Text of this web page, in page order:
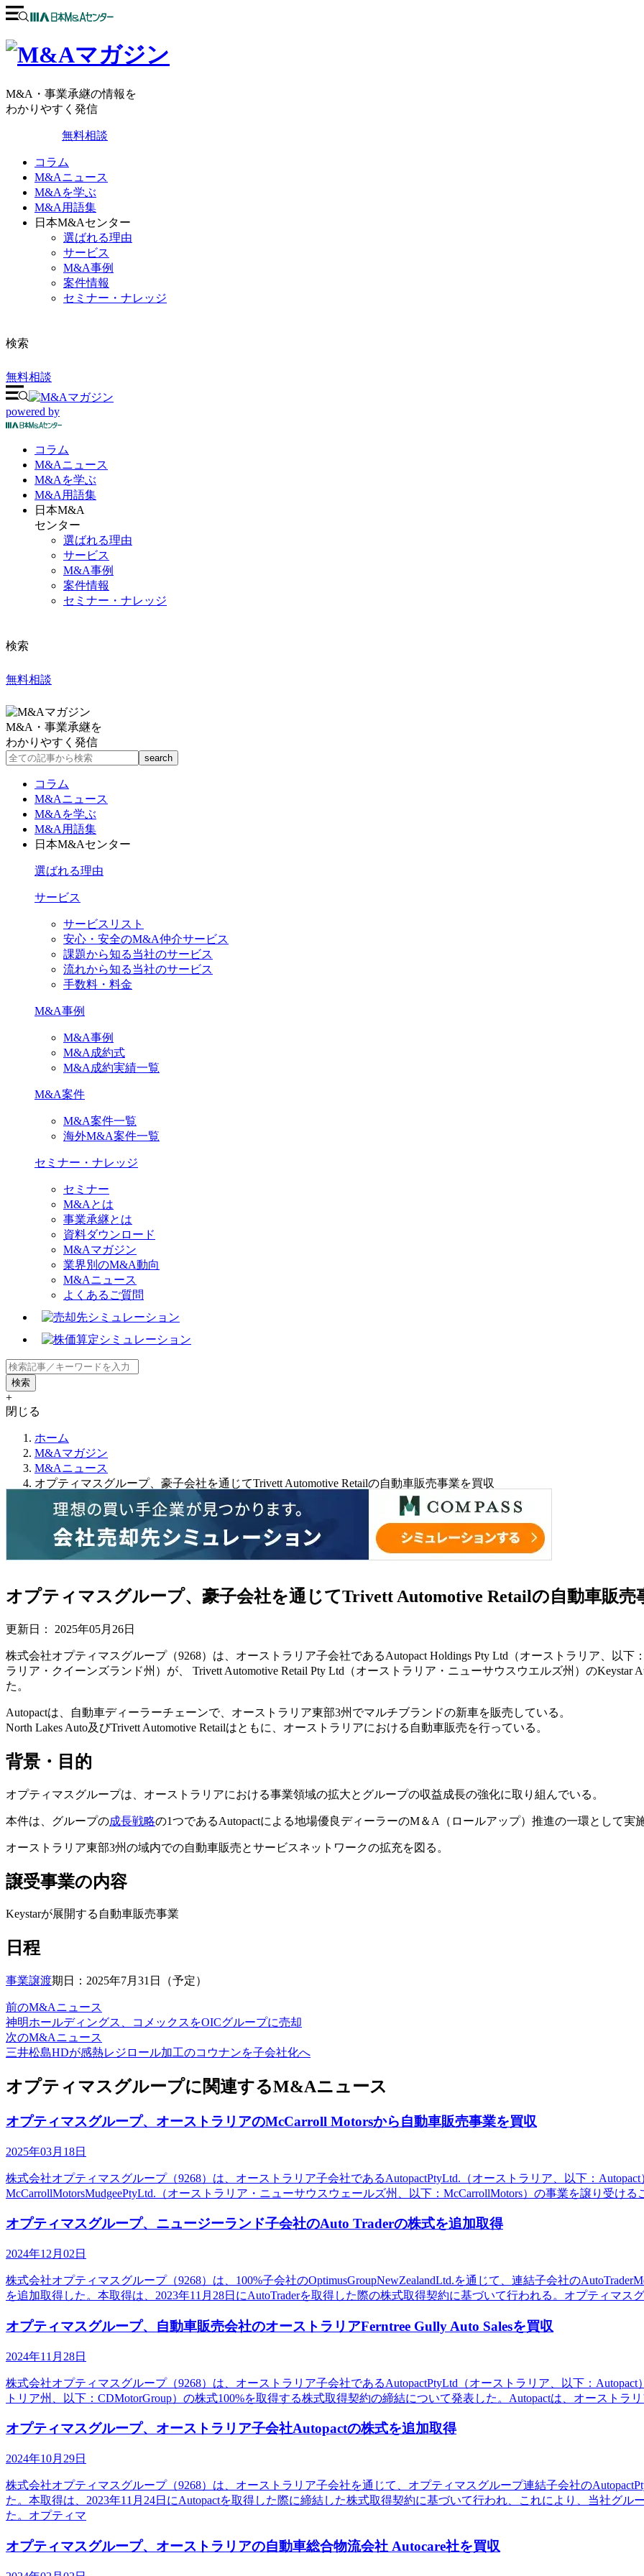
M&A・事業承継の情報を
わかりやすく発信
無料相談
コラム
M&Aニュース
M&Aを学ぶ
M&A用語集
日本M&Aセンター
選ばれる理由
サービス
M&A事例
案件情報
セミナー・ナレッジ
検索
無料相談
powered by
コラム
M&Aニュース
M&Aを学ぶ
M&A 用語集
日本M&A
センター
選ばれる理由
サービス
M&A事例
案件情報
セミナー・ナレッジ
検索
無料相談
M&A・事業承継を
わかりやすく発信
コラム
M&Aニュース
M&Aを学ぶ
M&A用語集
日本M&Aセンター
選ばれる理由
サービス
サービスリスト
安心・安全のM&A仲介サービス
課題から知る当社のサービス
流れから知る当社のサービス
手数料・料金
M&A事例
M&A事例
M&A成約式
M&A成約実績一覧
M&A案件
M&A案件一覧
海外M&A案件一覧
セミナー・ナレッジ
セミナー
M&Aとは
事業承継とは
資料ダウンロード
M&Aマガジン
業界別のM&A動向
M&Aニュース
よくあるご質問
+
閉じる
ホーム
M&Aマガジン
M&Aニュース
オプティマスグループ、豪子会社を通じてTrivett Automotive Retailの自動車販売事業を買収
オプティマスグループ、豪子会社を通じてTrivett Automotive Retailの自動車販売
更新日： 2025年05月26日
株式会社オプティマスグループ（9268）は、オーストラリア子会社であるAutopact Holdings Pty Ltd（オーストラリア、以下
ラリア・クイーンズランド州）が、 Trivett Automotive Retail Pty Ltd（オーストラリア・ニューサウスウエルズ州）のKeystar
た。
Autopactは、自動車ディーラーチェーンで、オーストラリア東部3州でマルチブランドの新車を販売している。
North Lakes Auto及びTrivett Automotive Retailはともに、オーストラリアにおける自動車販売を行っている。
背景・目的
オプティマスグループは、オーストラリアにおける事業領域の拡大とグループの収益成長の強化に取り組んでいる。
本件は、グループの成長戦略の1つであるAutopactによる地場優良ディーラーのM＆A（ロールアップ）推進の一環として実施
オーストラリア東部3州の域内での自動車販売とサービスネットワークの拡充を図る。
譲受事業の内容
Keystarが展開する自動車販売事業
日程
事業譲渡期日：2025年7月31日（予定）
前のM&Aニュース
神明ホールディングス、コメックスをOICグループに売却
次のM&Aニュース
三井松島HDが感熱レジロール加工のコウナンを子会社化へ
オプティマスグループに関連するM&Aニュース
オプティマスグループ、オーストラリアのMcCarroll Motorsから自動車販売事業を買収
2025年03月18日
株式会社オプティマスグループ（9268）は、オーストラリア子会社であるAutopactPtyLtd.（オーストラリア、以下：Autopact
McCarrollMotorsMudgeePtyLtd.（オーストラリア・ニューサウスウェールズ州、以下：McCarrollMotors）の事業を譲り受ける
オプティマスグループ、ニュージーランド子会社のAuto Traderの株式を追加取得
2024年12月02日
株式会社オプティマスグループ（9268）は、100%子会社のOptimusGroupNewZealandLtd.を通じて、連結子会社の
を追加取得した。本取得は、2023年11月28日にAutoTraderを取得した際の株式取得契約に基づいて行われる。オプティマス
オプティマスグループ、自動車販売会社のオーストラリアFerntree Gully Auto Salesを買収
2024年11月28日
株式会社オプティマスグループ（9268）は、オーストラリア子会社であるAutopactPtyLtd（オーストラリア、以下：Autopact
トリア州、以下：CDMotorGroup）の株式100%を取得する株式取得契約の締結について発表した。Autopactは、オーストラ
オプティマスグループ、オーストラリア子会社Autopactの株式を追加取得
2024年10月29日
株式会社オプティマスグループ（9268）は、オーストラリア子会社を通じて、オプティマスグループ連結子会社の
た。本取得は、2023年11月24日にAutopactを取得した際に締結した株式取得契約に基づいて行われ、これにより、当社グル
た。オプティマ
オプティマスグループ、オーストラリアの自動車総合物流会社 Autocare社を買収